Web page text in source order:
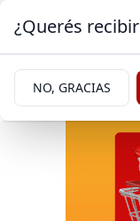
¿Querés
NO, GRACIAS